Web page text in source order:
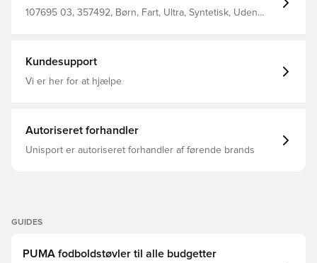
20% genbrugsmateriale, hvilket er et skridt videre på
107695 03, 357492, Børn, Fart, Ultra, Syntetisk, Uden
Kundesupport
Vi er her for at hjælpe
Autoriseret forhandler
Unisport er autoriseret forhandler af førende brands
GUIDES
PUMA fodboldstøvler til alle budgetter